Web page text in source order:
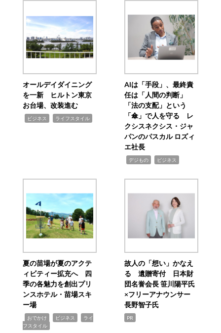
オールデイダイニング
を一新 ヒルトン東京
お台場、改装進む
ビジネス ライフスタイル
AIは「手段」、最終責
任は「人間の判断」
「法の支配」という
「傘」で人を守る レ
クシスネクシス・ジャ
パンのパスカル ロズィ
エ社長
デジもの ビジネス
夏の苗場が夏のアクテ
ィビティー拡充へ 四
季の各魅力を創出プリ
ンスホテル・苗場スキ
ー場
おでかけ ビジネス
ライ
フスタイル
故人の「想い」かなえ
る 遺贈寄付 日本財
団名誉会長 笹川陽平氏
×フリーアナウンサー
長野智子氏
PR